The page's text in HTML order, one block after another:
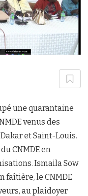
une quarantaine
venus des
et Saint-Louis.
CNMDE en
Ismaila Sow
faîtière, le CNMDE
au plaidoyer